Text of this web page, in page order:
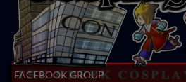
FACEBOOK GROUP